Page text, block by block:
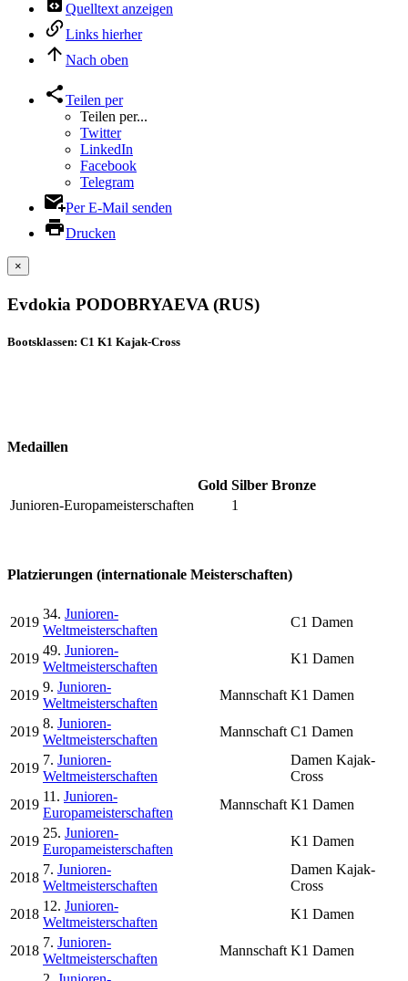
Quelltext anzeigen
Links hierher
Nach oben
Teilen per
Teilen per...
Twitter
LinkedIn
Facebook
Telegram
Per E-Mail senden
Drucken
×
Evdokia PODOBRYAEVA (RUS)
Bootsklassen: C1 K1 Kajak-Cross
Medaillen
Gold Silber Bronze
Junioren-Europameisterschaften
1
Platzierungen (internationale Meisterschaften)
2019
34. Junioren-
Weltmeisterschaften
C1 Damen
2019
49. Junioren-
Weltmeisterschaften
K1 Damen
2019
9. Junioren-
Weltmeisterschaften
Mannschaft K1 Damen
2019
8. Junioren-
Weltmeisterschaften
Mannschaft C1 Damen
2019
7. Junioren-
Weltmeisterschaften
Damen Kajak-
Cross
2019
11. Junioren-
Europameisterschaften
Mannschaft K1 Damen
2019
25. Junioren-
Europameisterschaften
K1 Damen
2018
7. Junioren-
Weltmeisterschaften
Damen Kajak-
Cross
2018
12. Junioren-
Weltmeisterschaften
K1 Damen
2018
7. Junioren-
Weltmeisterschaften
Mannschaft K1 Damen